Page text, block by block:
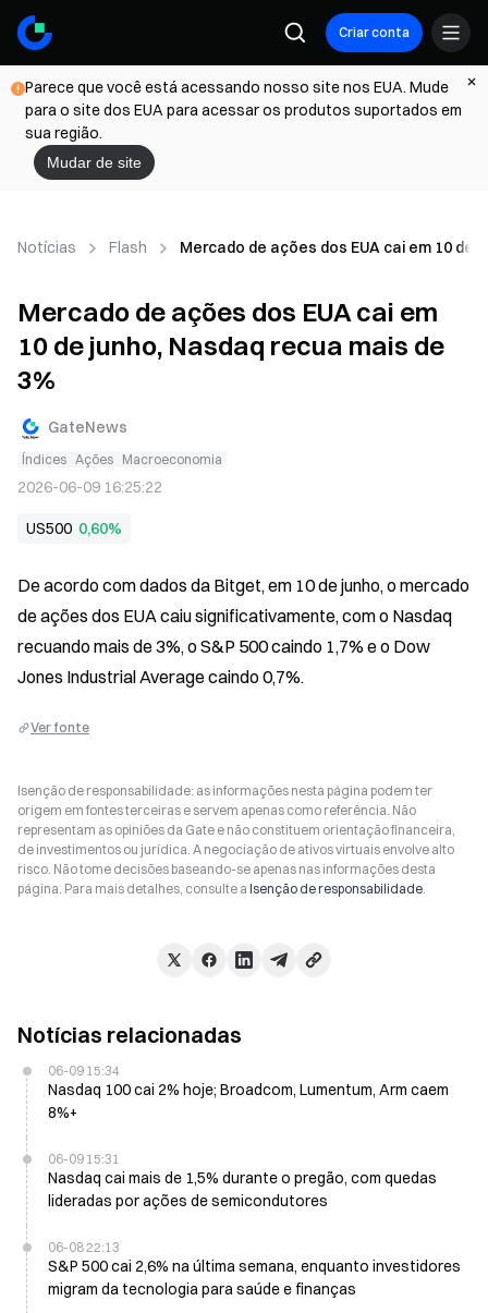
Criar conta
Parece que você está acessando nosso site nos EUA. Mude
para o site dos EUA para acessar os produtos suportados em
sua região.
Mudar de site
Notícias Flash Mercado de ações dos EUA cai em 10 de
Mercado de ações dos EUA cai em
10 de junho, Nasdaq recua mais de
3%
GateNews
Índices Ações Macroeconomia
2026-06-09 16:25:22
US500 0,60%
De acordo com dados da Bitget, em 10 de junho, o mercado
de ações dos EUA caiu significativamente, com o Nasdaq
recuando mais de 3%, o S&P 500 caindo 1,7% e o Dow
Jones Industrial Average caindo 0,7%.
Ver fonte
Isenção de responsabilidade: as informações nesta página podem ter
origem em fontes terceiras e servem apenas como referência. Não
representam as opiniões da Gate e não constituem orientação financeira,
de investimentos ou jurídica. A negociação de ativos virtuais envolve alto
risco. Não tome decisões baseando-se apenas nas informações desta
página. Para mais detalhes, consulte a Isenção de responsabilidade.
Notícias relacionadas
06-09 15:34
Nasdaq 100 cai 2% hoje; Broadcom, Lumentum, Arm caem
8%+
06-09 15:31
Nasdaq cai mais de 1,5% durante o pregão, com quedas
lideradas por ações de semicondutores
06-08 22:13
S&P 500 cai 2,6% na última semana, enquanto investidores
migram da tecnologia para saúde e finanças